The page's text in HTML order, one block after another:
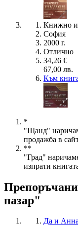
Книжно
София
2000 г.
Отлично
34,26 €
67,00 лв.
Към
*
"Щанд"
продажба в
**
"Град"
изпрати
пазар"
Да и